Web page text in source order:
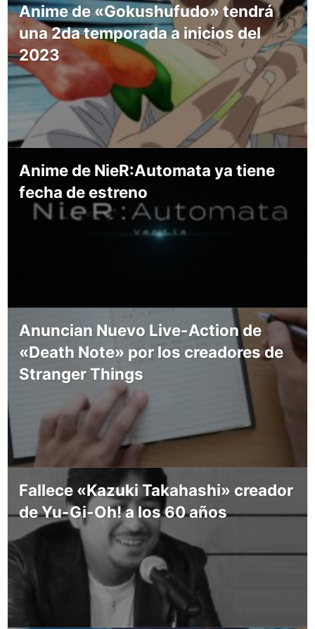
Anime de «Gokushufudo» tendrá
una 2da temporada a inicios del
2023
Anime de NieR:Automata ya tiene
fecha de estreno
Anuncian Nuevo Live-Action de
«Death Note» por los creadores de
Stranger Things
Fallece «Kazuki Takahashi» creador
de Yu-Gi-Oh! a los 60 años